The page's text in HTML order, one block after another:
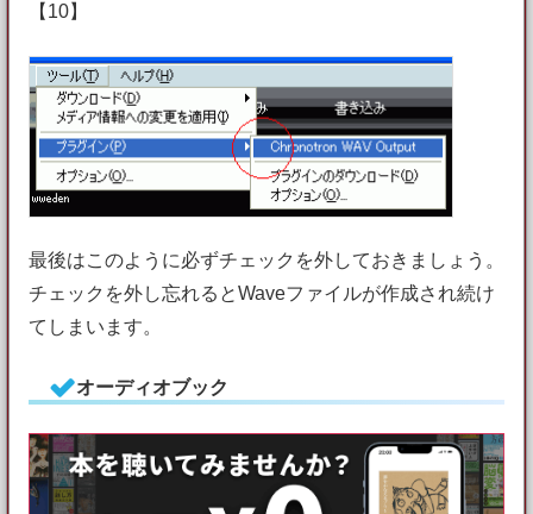
【10】
最後はこのように必ずチェックを外しておきましょう。
チェックを外し忘れるとWaveファイルが作成され続け
てしまいます。
オーディオブック